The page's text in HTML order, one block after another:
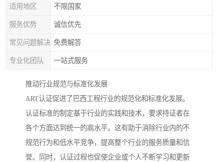
适用地区 不限国家
服务优势 诚信优先
常见问题解决 免费解答
专业化团队 一站式服务
推动行业规范与标准化发展
ART认证促进了巴西工程行业的规范化和标准化发展。
认证标准的制定基于行业的实践和技术，要求持证者在
各个方面达到统一的高水平。这有助于消除行业内的不
规范行为和低水平竞争，提高整个行业的服务质量和信
誉。同时，认证过程也促使企业或个人不断学习和更新